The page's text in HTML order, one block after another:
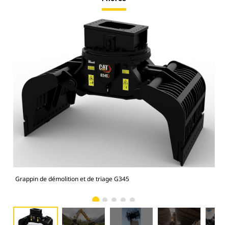
Grappin de démolition et de triage G345